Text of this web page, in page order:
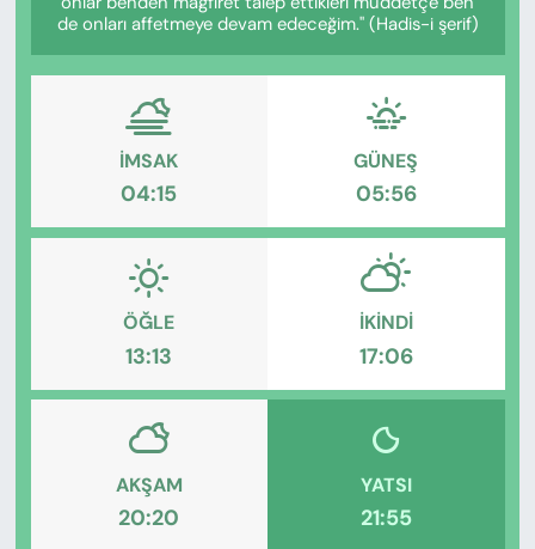
de onları affetmeye devam edeceğim." (Hadis-i şerif)
İMSAK
04:15
GÜNEŞ
05:56
ÖĞLE
13:13
İKINDI
17:06
AKŞAM
20:20
YATSI
21:55
SAĞLIK
SPOR
KÜLTÜR-SANAT
MAGAZİN
ÖZEL HABER
YAZAR KÖŞESİ
VAN VE DİYARBAKIR HABERLERİ